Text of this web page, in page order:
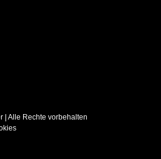
| Alle Rechte vorbehalten